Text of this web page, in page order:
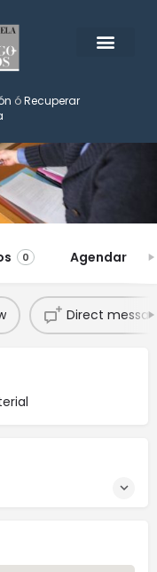
óRecuperar
0 Agendar
Direct